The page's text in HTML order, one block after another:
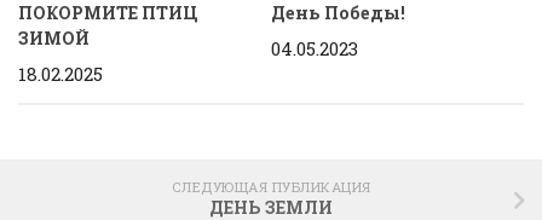
ПОКОРМИТЕ ПТИЦ
ЗИМОЙ
18.02.2025
День Победы!
04.05.2023
СЛЕДУЮЩАЯ ПУБЛИКАЦИЯ
ДЕНЬ ЗЕМЛИ